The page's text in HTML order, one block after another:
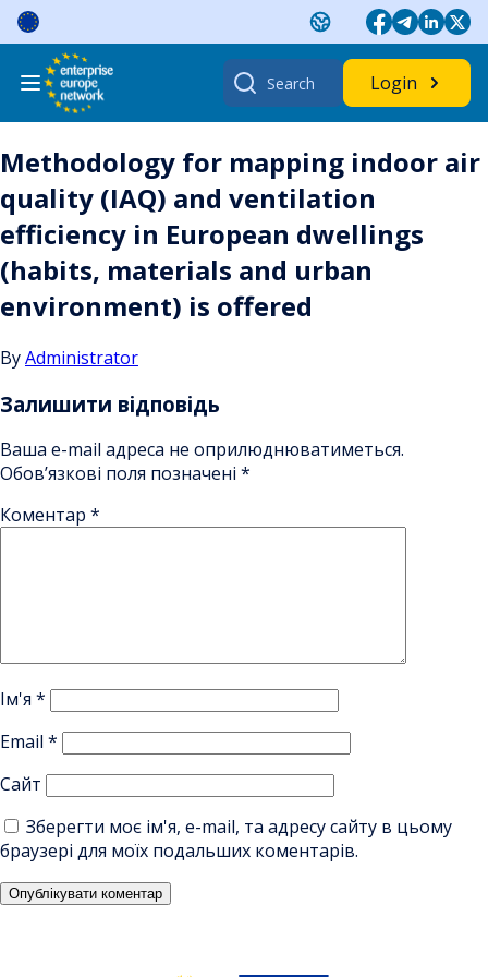
Skip
content
Search
for:
Login
Methodology for mapping indoor air
quality (IAQ) and ventilation
efficiency in European dwellings
(habits, materials and urban
environment) is offered
ByAdministrator
Залишити відповідь
Ваша e-mail адреса не оприлюднюватиметься.
Обов’язкові поля позначені *
Коментар *
Ім'я *
Email *
Сайт
Зберегти моє ім'я, e-mail, та адресу сайту в цьому
браузері для моїх подальших коментарів.